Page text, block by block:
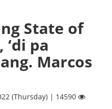
State of
‘di pa
Marcos
(Thursday) | 14590